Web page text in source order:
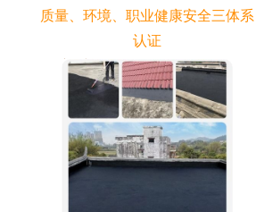
质量、环境、职业健康安全三体系
认证
更新时间：2026-08-06 20:48:27